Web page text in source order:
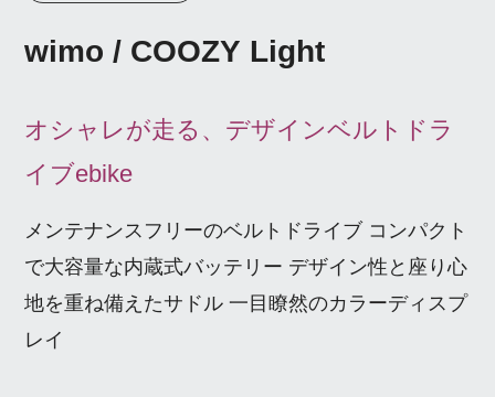
wimo / COOZY Light
オシャレが走る、デザインベルトドラ
イブebike
メンテナンスフリーのベルトドライブ コンパクト
で大容量な内蔵式バッテリー デザイン性と座り心
地を重ね備えたサドル 一目瞭然のカラーディスプ
レイ